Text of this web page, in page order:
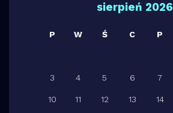
sierpień 2026
P W Ś C P
3 4 5 6 7
10 11 12 13 14